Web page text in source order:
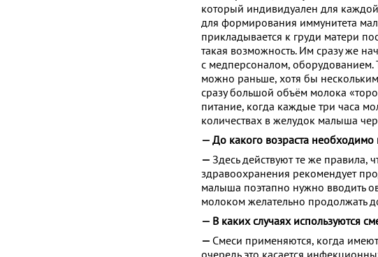
который индивидуален для
для формирования иммунитета
прикладывается к груди матери
такая возможность. Им сразу же
с медперсоналом, оборудованием.
можно раньше, хотя бы
сразу большой объём молока
питание, когда каждые три часа
количествах в желудок малыша
— До какого возраста
— Здесь действуют те же правила,
здравоохранения рекомендует
малыша поэтапно нужно вводить
молоком желательно продолжать
— В каких случаях используются
— Смеси применяются, когда
очередь это касается